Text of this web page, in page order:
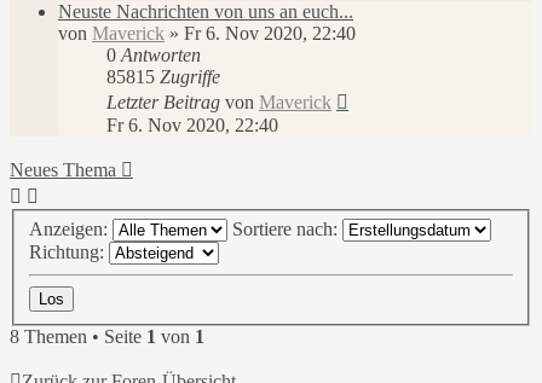
Neuste Nachrichten von uns an euch...
von Maverick » Fr 6. Nov 2020, 22:40
0 Antworten
85815 Zugriffe
Letzter Beitrag von Maverick
Fr 6. Nov 2020, 22:40
Neues Thema
Anzeigen:
Sortiere nach:
Richtung:
8 Themen • Seite 1 von 1